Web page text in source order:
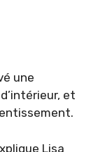
une
et
Lisa